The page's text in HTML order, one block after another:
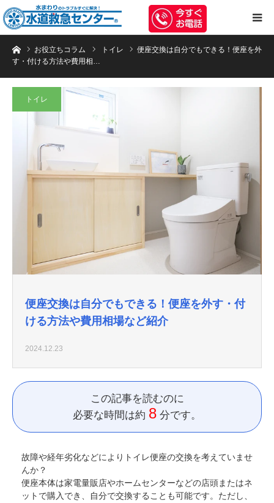
トイレのつまり・水漏れ等、水まわりのトラブルは水道救急センターへお任
お役立ちコラム トイレ
便座交換は自分でもできる！便座を外
す・付ける方法や費用相…
トイレ
便座交換は自分でもできる！便座を外す・付
ける方法や費用相場など紹介
2024.12.23
この記事を読むのに
必要な時間は約 8 分です。
故障や経年劣化などによりトイレ便座の交換を考えていませ
んか？
便座本体は家電量販店やホームセンターなどの店頭またはネ
ットで購入でき、自分で交換することも可能です。ただし、